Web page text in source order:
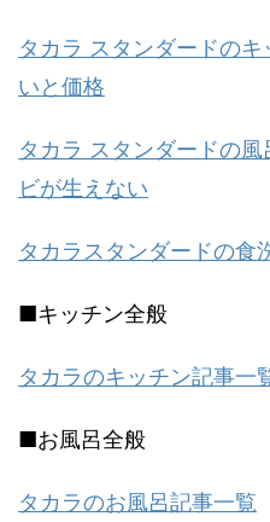
タカラ スタンダードの
いと価格
タカラ スタンダードの
ビが生えない
タカラスタンダードの食
■キッチン全般
タカラのキッチン記事一
■お風呂全般
タカラのお風呂記事一覧